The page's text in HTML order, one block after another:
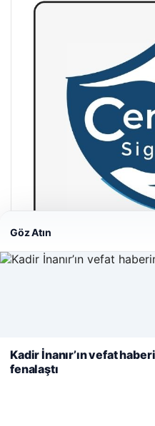
Web sitemizi nasıl
kullanıyoruz.
Çerez Politikamız
Reddet
Göz Atın
Kadir İnanır’ın vefat
fenalaştı